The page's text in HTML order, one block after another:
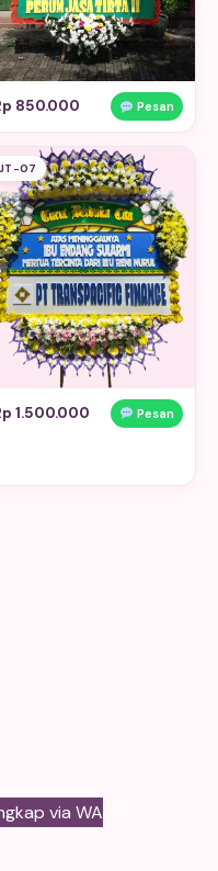
850.000 Pesan
07
1.500.000 Pesan
via WA